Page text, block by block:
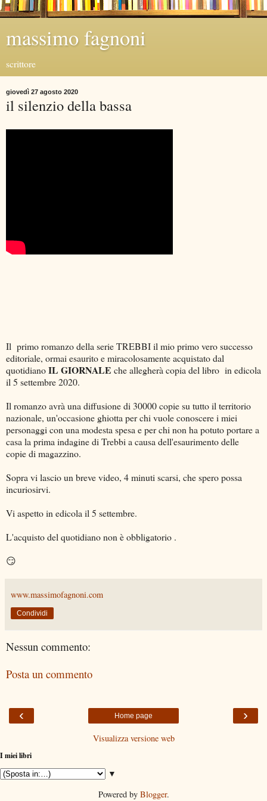
massimo fagnoni
scrittore
giovedì 27 agosto 2020
il silenzio della bassa
Il primo romanzo della serie TREBBI il mio primo vero successo
editoriale, ormai esaurito e miracolosamente acquistato dal
quotidianoIL GIORNALE che allegherà copia del libro in edicola
il 5 settembre 2020.
Il romanzo avrà una diffusione di 30000 copie su tutto il territorio
nazionale, un'occasione ghiotta per chi vuole conoscere i miei
personaggi con una modesta spesa e per chi non ha potuto portare a
casa la prima indagine di Trebbi a causa dell'esaurimento delle
copie di magazzino.
Sopra vi lascio un breve video, 4 minuti scarsi, che spero possa
incuriosirvi.
Vi aspetto in edicola il 5 settembre.
L'acquisto del quotidiano non è obbligatorio .
😏
www.massimofagnoni.com
Condividi
Nessun commento:
Posta un commento
‹ ›
Home page
Visualizza versione web
I miei libri
▼
Powered by Blogger.